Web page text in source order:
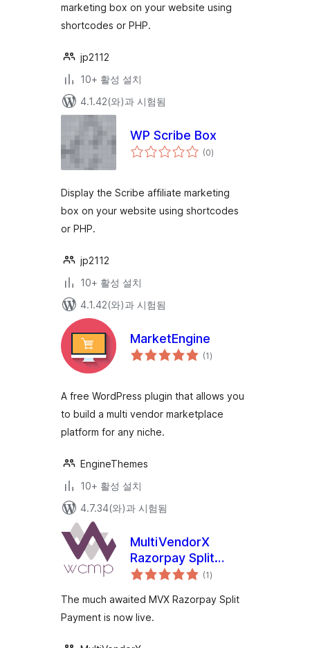
marketing box on your website using
shortcodes or PHP.
jp2112
10+ 활성 설치
4.1.42(와)과 시험됨
WP Scribe Box
(0전
체)
Display the Scribe affiliate marketing
box on your website using shortcodes
or PHP.
jp2112
10+ 활성 설치
4.1.42(와)과 시험됨
MarketEngine
(1전
체)
A free WordPress plugin that allows you
to build a multi vendor marketplace
platform for any niche.
EngineThemes
10+ 활성 설치
4.7.34(와)과 시험됨
MultiVendorX
Razorpay Split
Payment
(1전
체
점
)
The much awaited MVX Razorpay Split
Payment is now live.